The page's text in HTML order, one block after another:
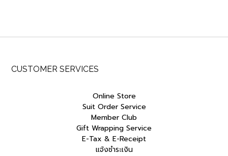
CUSTOMER SERVICES
Online Store
Suit Order Service
Member Club
Gift Wrapping Service
E-Tax & E-Receipt
แจ้งชำระเงิน